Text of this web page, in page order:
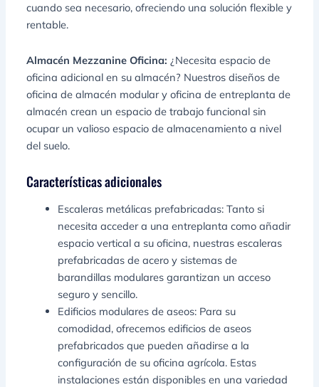
cuando sea necesario, ofreciendo una solución flexible y
rentable.
Almacén Mezzanine Oficina:¿Necesita espacio de
oficina adicional en su almacén? Nuestros diseños de
oficina de almacén modular y oficina de entreplanta de
almacén crean un espacio de trabajo funcional sin
ocupar un valioso espacio de almacenamiento a nivel
del suelo.
Características adicionales
Escaleras metálicas prefabricadas: Tanto si
necesita acceder a una entreplanta como añadir
espacio vertical a su oficina, nuestras escaleras
prefabricadas de acero y sistemas de
barandillas modulares garantizan un acceso
seguro y sencillo.
Edificios modulares de aseos: Para su
comodidad, ofrecemos edificios de aseos
prefabricados que pueden añadirse a la
configuración de su oficina agrícola. Estas
instalaciones están disponibles en una variedad